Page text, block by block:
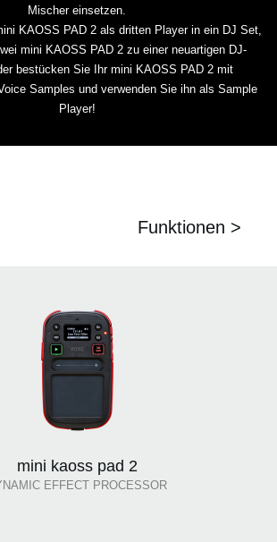
Mischer einsetzen.
KAOSS PAD 2 als dritten Player in ein DJ Set,
mini KAOSS PAD 2 zu einer neuartigen DJ-
bestücken Sie Ihr mini KAOSS PAD 2 mit
Samples und verwenden Sie ihn als Sample
Player!
Funktionen >
mini kaoss pad 2
EFFECT PROCESSOR